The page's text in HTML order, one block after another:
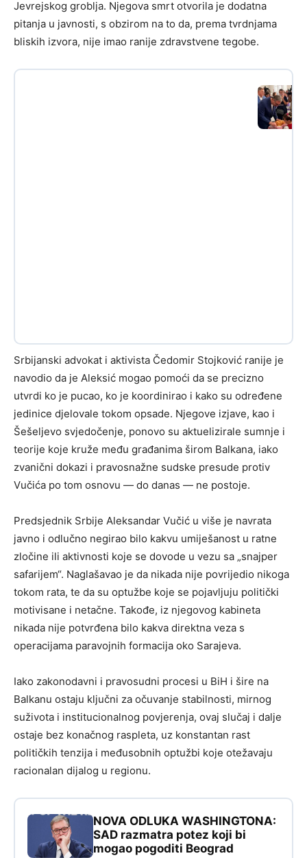
Jevrejskog groblja. Njegova smrt otvorila je dodatna
pitanja u javnosti, s obzirom na to da, prema tvrdnjama
bliskih izvora, nije imao ranije zdravstvene tegobe.
Srbijanski advokat i aktivista Čedomir Stojković ranije je
navodio da je Aleksić mogao pomoći da se precizno
utvrdi ko je pucao, ko je koordinirao i kako su određene
jedinice djelovale tokom opsade. Njegove izjave, kao i
Šešeljevo svjedočenje, ponovo su aktuelizirale sumnje i
teorije koje kruže među građanima širom Balkana, iako
zvanični dokazi i pravosnažne sudske presude protiv
Vučića po tom osnovu — do danas — ne postoje.
Predsjednik Srbije Aleksandar Vučić u više je navrata
javno i odlučno negirao bilo kakvu umiješanost u ratne
zločine ili aktivnosti koje se dovode u vezu sa „snajper
safarijem“. Naglašavao je da nikada nije povrijedio nikoga
tokom rata, te da su optužbe koje se pojavljuju politički
motivisane i netačne. Takođe, iz njegovog kabineta
nikada nije potvrđena bilo kakva direktna veza s
operacijama paravojnih formacija oko Sarajeva.
Iako zakonodavni i pravosudni procesi u BiH i šire na
Balkanu ostaju ključni za očuvanje stabilnosti, mirnog
suživota i institucionalnog povjerenja, ovaj slučaj i dalje
ostaje bez konačnog raspleta, uz konstantan rast
političkih tenzija i međusobnih optužbi koje otežavaju
racionalan dijalog u regionu.
NOVA ODLUKA WASHINGTONA:
SAD razmatra potez koji bi
mogao pogoditi Beograd